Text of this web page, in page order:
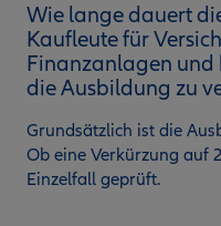
Wie lange dauert
Kaufleute für
Finanzanlagen und
die Ausbildung zu
Grundsätzlich ist die
Ob eine Verkürzung auf
Einzelfall geprüft.